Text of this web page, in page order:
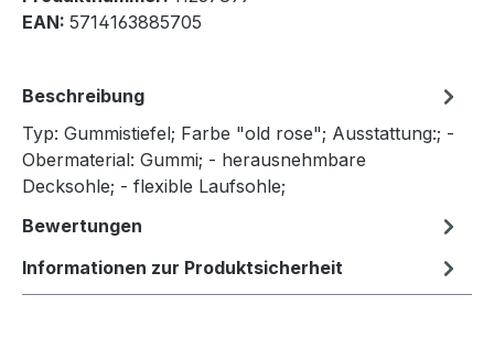
EAN: 5714163885705
Beschreibung
Typ: Gummistiefel; Farbe "old rose"; Ausstattung:; -
Obermaterial: Gummi; - herausnehmbare
Decksohle; - flexible Laufsohle;
Bewertungen
Informationen zur Produktsicherheit